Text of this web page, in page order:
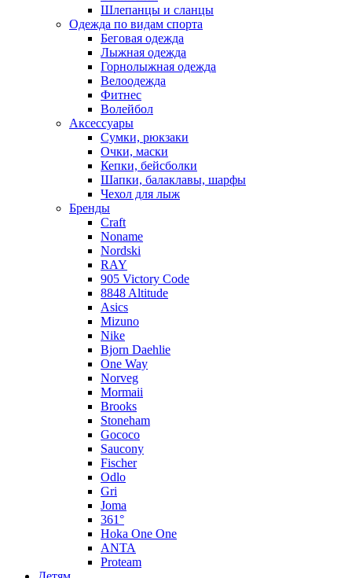
Шлепанцы и сланцы
Одежда по видам спорта
Беговая одежда
Лыжная одежда
Горнолыжная одежда
Велоодежда
Фитнес
Волейбол
Аксессуары
Сумки, рюкзаки
Очки, маски
Кепки, бейсболки
Шапки, балаклавы, шарфы
Чехол для лыж
Бренды
Craft
Noname
Nordski
RAY
905 Victory Code
8848 Altitude
Asics
Mizuno
Nike
Bjorn Daehlie
One Way
Norveg
Mormaii
Brooks
Stoneham
Gococo
Saucony
Fischer
Odlo
Gri
Joma
361°
Hoka One One
ANTA
Proteam